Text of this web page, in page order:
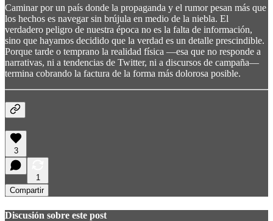
Caminar por un país donde la propaganda y el rumor pesan más que
los hechos es navegar sin brújula en medio de la niebla. El
verdadero peligro de nuestra época no es la falta de información,
sino que hayamos decidido que la verdad es un detalle prescindible.
Porque tarde o temprano la realidad física —esa que no responde a
narrativas, ni a tendencias de Twitter, ni a discursos de campaña—
termina cobrando la factura de la forma más dolorosa posible.
3
1
Compartir
Discusión sobre este post